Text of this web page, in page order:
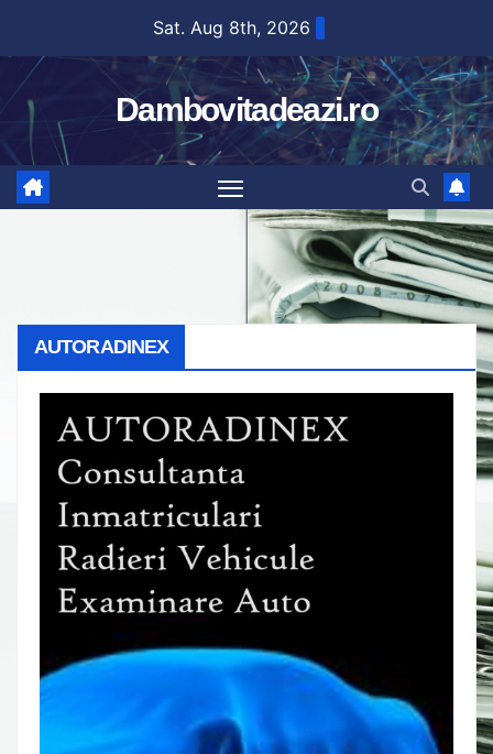
content
Sat. Aug 8th, 2026
Dambovitadeazi.ro
AUTORADINEX